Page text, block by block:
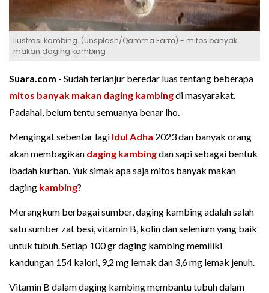
Ilustrasi kambing. (Unsplash/Qamma Farm) - mitos banyak
makan daging kambing
Suara.com - Sudah terlanjur beredar luas tentang beberapa
mitos banyak makan daging kambingdi masyarakat.
Padahal, belum tentu semuanya benar lho.
Mengingat sebentar lagi Idul Adha 2023 dan banyak orang
akan membagikan daging kambingdan sapi sebagai bentuk
ibadah kurban. Yuk simak apa saja mitos banyak makan
daging kambing?
Merangkum berbagai sumber, daging kambing adalah salah
satu sumber zat besi, vitamin B, kolin dan selenium yang baik
untuk tubuh. Setiap 100 gr daging kambing memiliki
kandungan 154 kalori, 9,2 mg lemak dan 3,6 mg lemak jenuh.
Vitamin B dalam daging kambing membantu tubuh dalam